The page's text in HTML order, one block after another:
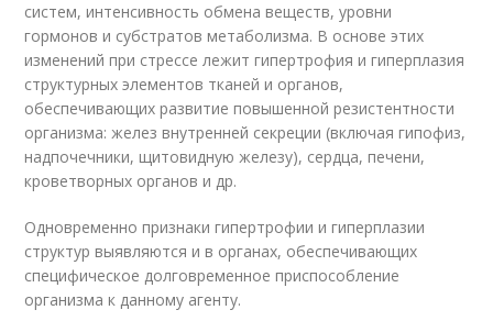
систем, интенсивность обмена веществ, уровни
гормонов и субстратов метаболизма. В основе этих
изменений при стрессе лежит гипертрофия и гиперплазия
структурных элементов тканей и органов,
обеспечивающих развитие повышенной резистентности
организма: желез внутренней секреции (включая гипофиз,
надпочечники, щитовидную железу), сердца, печени,
кроветворных органов и др.
Одновременно признаки гипертрофии и гиперплазии
структур выявляются и в органах, обеспечивающих
специфическое долговременное приспособление
организма к данному агенту.